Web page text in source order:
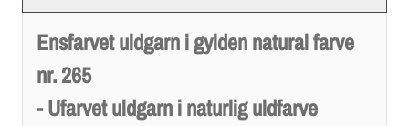
Ensfarvet uldgarn i gylden natural farve
nr. 265
- Ufarvet uldgarn i naturlig uldfarve